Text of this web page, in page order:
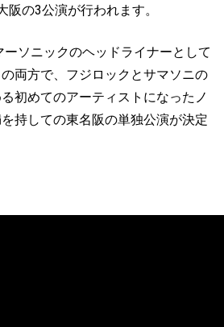
の3公演が行われます。
ソニックのヘッドライナーとして
両方で、フジロックとサマソニの
初めてのアーティストになったノ
持しての東名阪の単独公演が決定